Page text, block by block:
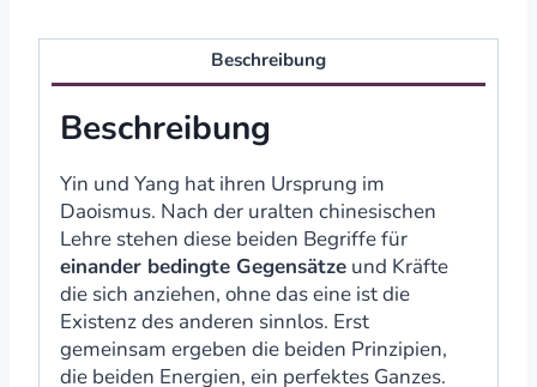
Beschreibung
Beschreibung
Yin und Yang hat ihren Ursprung im
Daoismus. Nach der uralten chinesischen
Lehre stehen diese beiden Begriffe für
einander bedingte Gegensätze und Kräfte
die sich anziehen, ohne das eine ist die
Existenz des anderen sinnlos. Erst
gemeinsam ergeben die beiden Prinzipien,
die beiden Energien, ein perfektes Ganzes.